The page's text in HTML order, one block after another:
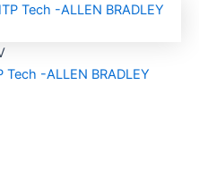
-ALLEN BRADLEY